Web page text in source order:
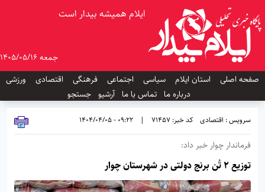
ایلام همیشه بیدار است
جمعه 1405/05/16
صفحه اصلی
استان ایلام سیاسی اجتماعی فرهنگی اقتصادی
ورزشی
درباره ما تماس با ما آرشیو جستجو
سرویس : اقتصادی کد خبر: 71457 |
09:22 - 1404/04/05
فرماندار چوار خبر داد:
توزیع ۲ تُن برنج دولتی در شهرستان چوار